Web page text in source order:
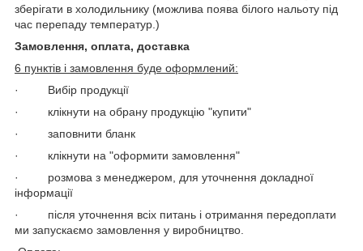
зберігати в холодильнику (можлива поява білого нальоту під
час перепаду температур.)
Замовлення, оплата, доставка
6 пунктів і замовлення буде оформлений:
· Вибір продукції
· клікнути на обрану продукцію "купити"
· заповнити бланк
· клікнути на "оформити замовлення"
· розмова з менеджером, для уточнення докладної
інформації
· після уточнення всіх питань і отримання передоплати
ми запускаємо замовлення у виробництво.